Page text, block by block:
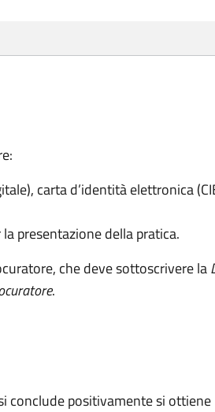
carta d’identità elettronica
presentazione della pratica.
che deve sottoscrivere la
.
conclude positivamente si ottiene